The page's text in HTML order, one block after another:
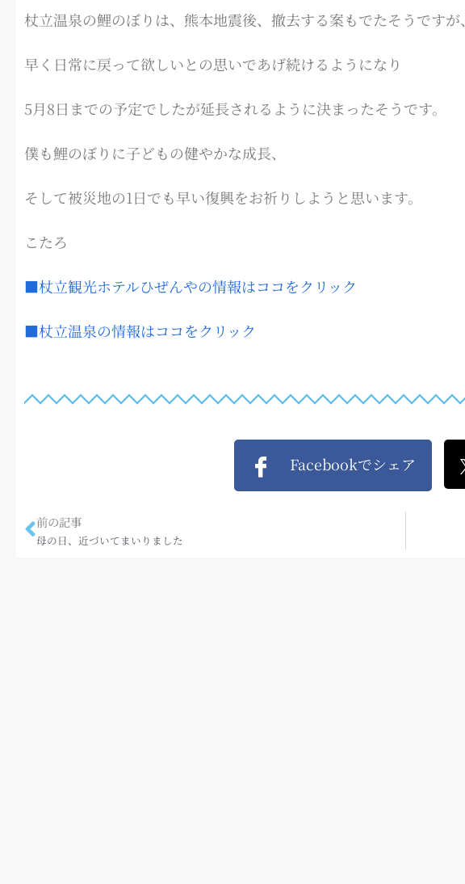
杖立温泉の鯉のぼりは、熊本地震後、撤去する案もでたそうですが、
早く日常に戻って欲しいとの思いであげ続けるようになり
5月8日までの予定でしたが延長されるように決まったそうです。
僕も鯉のぼりに子どもの健やかな成長、
そして被災地の1日でも早い復興をお祈りしようと思います。
こたろ
■杖立観光ホテルひぜんやの情報はココをクリック
■杖立温泉の情報はココをクリック
Facebookでシェア
前の記事
母の日、近づいてまいりました